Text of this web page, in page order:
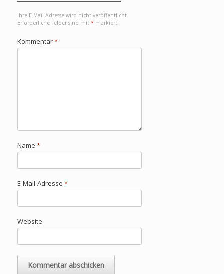
Ihre E-Mail-Adresse wird nicht veröffentlicht.
Erforderliche Felder sind mit * markiert
Kommentar*
Name *
E-Mail-Adresse *
Website